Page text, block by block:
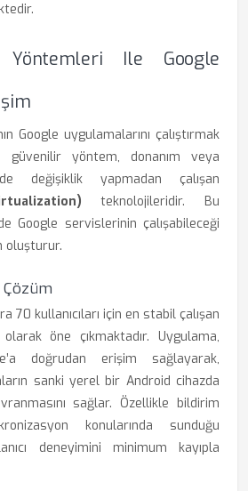
Yöntemleri Ile Google
Google uygulamalarını çalıştırmak
güvenilir yöntem, donanım veya
değişiklik yapmadan çalışan
teknolojileridir. Bu
Google servislerinin çalışabileceği
oluşturur.
70 kullanıcıları için en stabil çalışan
öne çıkmaktadır. Uygulama,
doğrudan erişim sağlayarak,
sanki yerel bir Android cihazda
sağlar. Özellikle bildirim
konularında sunduğu
deneyimini minimum kayıpla